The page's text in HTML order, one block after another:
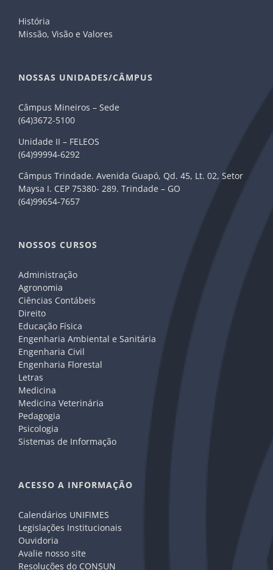
História
Missão, Visão e Valores
NOSSAS UNIDADES/CÂMPUS
Câmpus Mineiros – Sede
(64)3672-5100
Unidade II – FELEOS
(64)99994-6292
Câmpus Trindade. Avenida Guapó, Qd. 45, Lt. 02, Setor
Maysa I. CEP 75380- 289. Trindade – GO
(64)99654-7657
NOSSOS CURSOS
Administração
Agronomia
Ciências Contábeis
Direito
Educação Física
Engenharia Ambiental e Sanitária
Engenharia Civil
Engenharia Florestal
Letras
Medicina
Medicina Veterinária
Pedagogia
Psicologia
Sistemas de Informação
ACESSO A INFORMAÇÃO
Calendários UNIFIMES
Legislações Institucionais
Ouvidoria
Avalie nosso site
Resoluções do CONSUN